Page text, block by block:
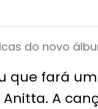
do novo
que fará
A